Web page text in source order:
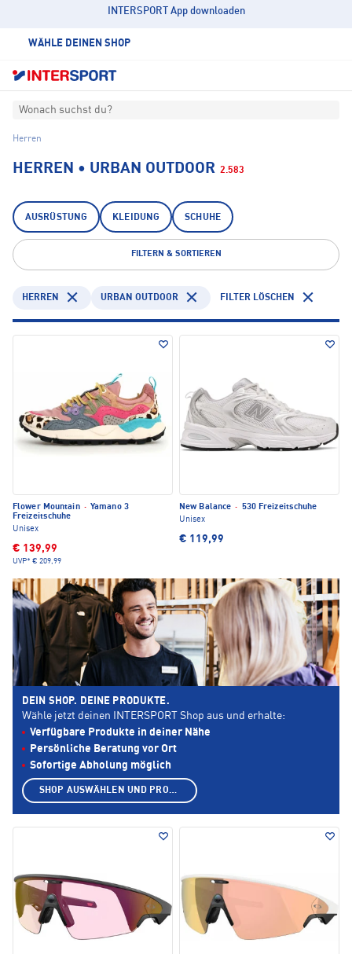
INTERSPORT App downloaden
WÄHLE DEINEN SHOP
Wonach suchst du?
Herren
HERREN • URBAN OUTDOOR 2.583
AUSRÜSTUNG KLEIDUNG SCHUHE
FILTERN & SORTIEREN
HERREN URBAN OUTDOOR FILTER LÖSCHEN
Flower Mountain · Yamano 3
Freizeitschuhe
Unisex
€ 139,99
UVP* € 209,99
New Balance · 530 Freizeitschuhe
Unisex
€ 119,99
DEIN SHOP. DEINE PRODUKTE.
Wähle jetzt deinen INTERSPORT Shop aus und erhalte:
Verfügbare Produkte in deiner Nähe
Persönliche Beratung vor Ort
Sofortige Abholung möglich
SHOP AUSWÄHLEN UND PRODUKTE ANZEIGEN